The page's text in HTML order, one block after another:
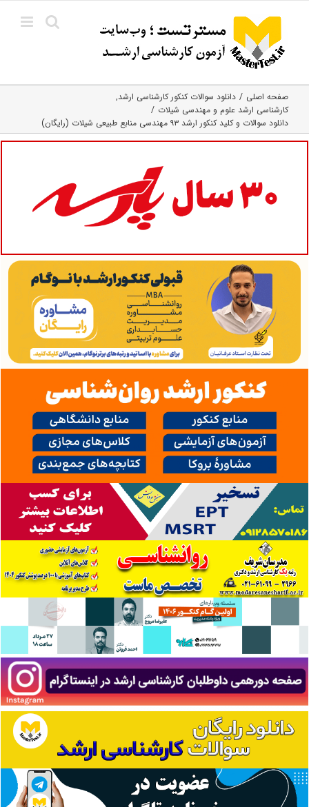
content
صفحه اصلی
دانلود سوالات کنکور کارشناسی ارشد
کارشناسی ارشد علوم و مهندسی شیلات
دانلود سوالات و کلید کنکور ارشد ۹۳ مهندسی منابع طبیعی شیلات (رایگان)